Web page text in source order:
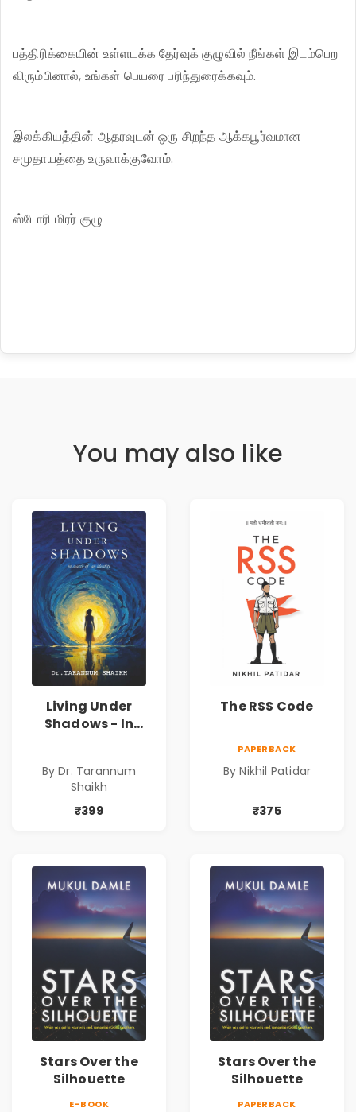
பத்திரிக்கையின் உள்ளடக்க தேர்வுக் குழுவில் நீங்கள் இடம்பெற
விரும்பினால், உங்கள் பெயரை பரிந்துரைக்கவும்.
இலக்கியத்தின் ஆதரவுடன் ஒரு சிறந்த ஆக்கபூர்வமான
சமுதாயத்தை உருவாக்குவோம்.
ஸ்டோரி மிரர் குழு
You may also like
Living Under
Shadows - In
Tarannum Shaikh
| Pre-Order
By Dr. Tarannum
Shaikh
₹399
The RSS Code
PAPERBACK
By Nikhil Patidar
₹375
Stars Over the
Silhouette
E-BOOK
Stars Over the
Silhouette
PAPERBACK